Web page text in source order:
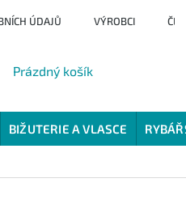
ÚDAJŮ VÝROBCI
NÁKUPNÍ
Prázdný košík
BIŽUTERIE A VLASCE